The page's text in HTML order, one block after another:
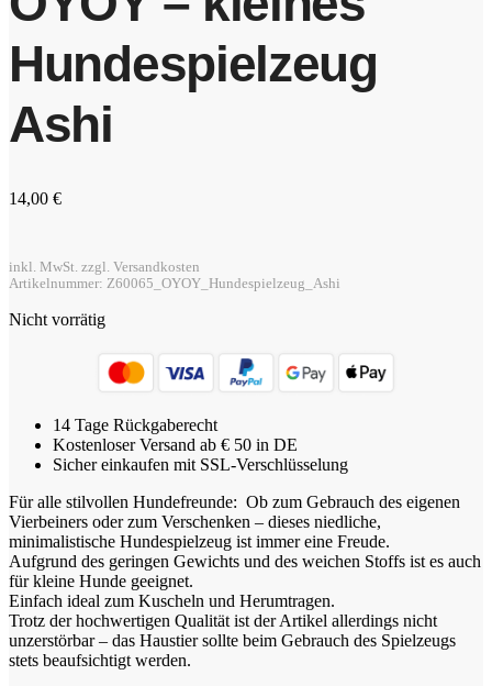
Hundespielzeug
Ashi
14,00 €
inkl. MwSt. zzgl. Versandkosten
Artikelnummer: Z60065_OYOY_Hundespielzeug_Ashi
Nicht vorrätig
14 Tage Rückgaberecht
Kostenloser Versand ab € 50 in DE
Sicher einkaufen mit SSL-Verschlüsselung
Für alle stilvollen Hundefreunde: Ob zum Gebrauch des eigenen
Vierbeiners oder zum Verschenken – dieses niedliche,
minimalistische Hundespielzeug ist immer eine Freude.
Aufgrund des geringen Gewichts und des weichen Stoffs ist es auch
für kleine Hunde geeignet.
Einfach ideal zum Kuscheln und Herumtragen.
Trotz der hochwertigen Qualität ist der Artikel allerdings nicht
unzerstörbar – das Haustier sollte beim Gebrauch des Spielzeugs
stets beaufsichtigt werden.